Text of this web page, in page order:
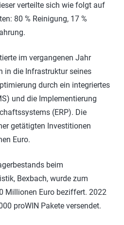
verteilte sich wie folgt auf
80 % Reinigung, 17 %
im vergangenen Jahr
in die Infrastruktur seines
durch ein integriertes
und die Implementierung
(ERP). Die
getätigten Investitionen
Euro.
beim
Bexbach, wurde zum
Millionen Euro beziffert. 2022
proWIN Pakete versendet.